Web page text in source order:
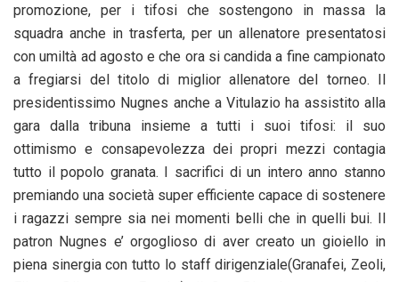
promozione, per i tifosi che sostengono in massa la
squadra anche in trasferta, per un allenatore presentatosi
con umiltà ad agosto e che ora si candida a fine campionato
a fregiarsi del titolo di miglior allenatore del torneo. Il
presidentissimo Nugnes anche a Vitulazio ha assistito alla
gara dalla tribuna insieme a tutti i suoi tifosi: il suo
ottimismo e consapevolezza dei propri mezzi contagia
tutto il popolo granata. I sacrifici di un intero anno stanno
premiando una società super efficiente capace di sostenere
i ragazzi sempre sia nei momenti belli che in quelli bui. Il
patron Nugnes e’ orgoglioso di aver creato un gioiello in
piena sinergia con tutto lo staff dirigenziale(Granafei, Zeoli,